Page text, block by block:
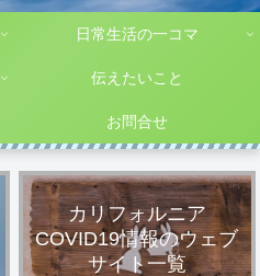
日常生活の一コマ
伝えたいこと
お問合せ
カリフォルニア
COVID19情報のウェブ
サイト一覧